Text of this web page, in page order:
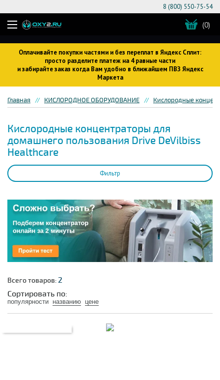
Оплачивайте покупки частями и без переплат в Яндекс Сплит:
просто разделите платеж на 4 равные части
и забирайте заказ когда Вам удобно в ближайшем ПВЗ Яндекс
Маркета
8 (800) 550-75-54
(0)
Главная КИСЛОРОДНОЕ ОБОРУДОВАНИЕ Кислородные
Кислородные концентраторы для
домашнего пользования Drive DeVilbiss
Healthcare
Фильтр
Всего товаров:2
Сортировать по:
популярности названию цене